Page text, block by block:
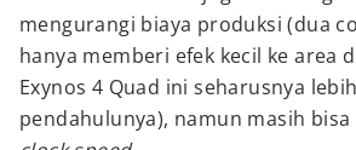
mengurangi biaya produksi (dua
hanya memberi efek kecil ke area
Exynos 4 Quad ini seharusnya
pendahulunya), namun masih